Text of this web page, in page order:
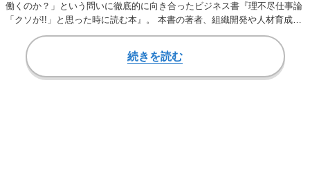
働くのか？」という問いに徹底的に向き合ったビジネス書『理不尽仕事論
「クソが!!」と思った時に読む本』。 本書の著者、組織開発や人材育成の
プロフェッ…
続きを読む